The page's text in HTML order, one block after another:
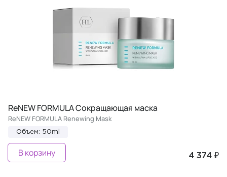
ReNEW FORMULA Сокращающая маска
ReNEW FORMULA Renewing Mask
Объем: 50ml
4 374 ₽
В корзину